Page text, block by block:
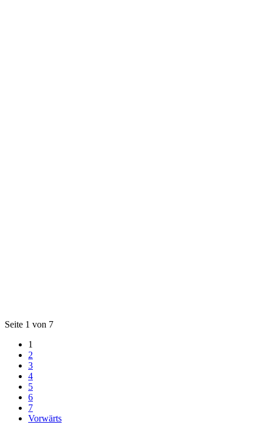
Seite 1 von 7
1
2
3
4
5
6
7
Vorwärts